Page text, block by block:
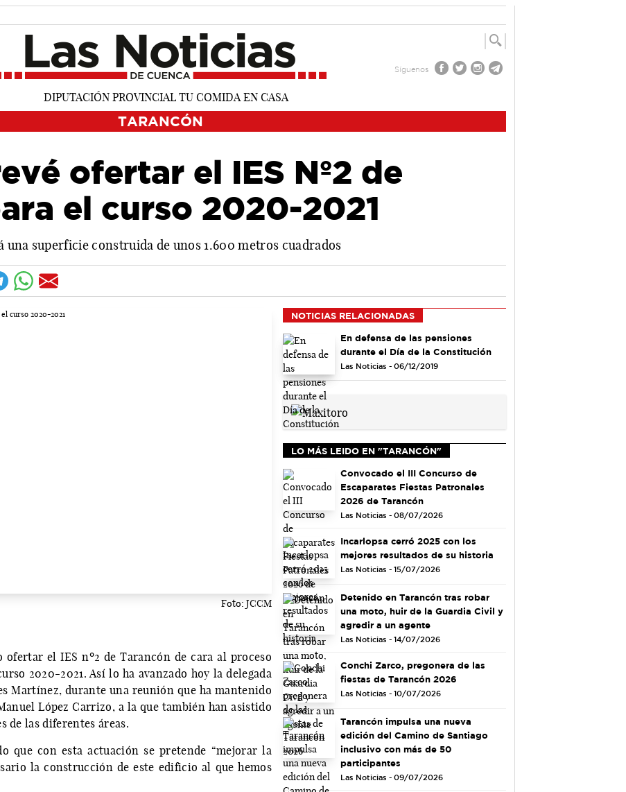
Síguenos
TARANCÓN
ofertar el IES Nº2 de
el curso 2020-2021
superficie construida de unos 1.600 metros cuadrados
Foto: JCCM
el IES nº2 de Tarancón de cara al proceso
2020-2021. Así lo ha avanzado hoy la delegada
Martínez, durante una reunión que ha mantenido
López Carrizo, a la que también han asistido
de las diferentes áreas.
que con esta actuación se pretende “mejorar la
la construcción de este edificio al que hemos
NOTICIAS RELACIONADAS
En defensa de las pensiones
durante el Día de la Constitución
Las Noticias - 06/12/2019
LO MÁS LEIDO EN "TARANCÓN"
Convocado el III Concurso de
Escaparates Fiestas Patronales
2026 de Tarancón
Las Noticias - 08/07/2026
Incarlopsa cerró 2025 con los
mejores resultados de su historia
Las Noticias - 15/07/2026
Detenido en Tarancón tras robar
una moto, huir de la Guardia Civil y
agredir a un agente
Las Noticias - 14/07/2026
Conchi Zarco, pregonera de las
fiestas de Tarancón 2026
Las Noticias - 10/07/2026
Tarancón impulsa una nueva
edición del Camino de Santiago
inclusivo con más de 50
participantes
Las Noticias - 09/07/2026